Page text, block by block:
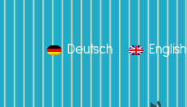
Deutsch English